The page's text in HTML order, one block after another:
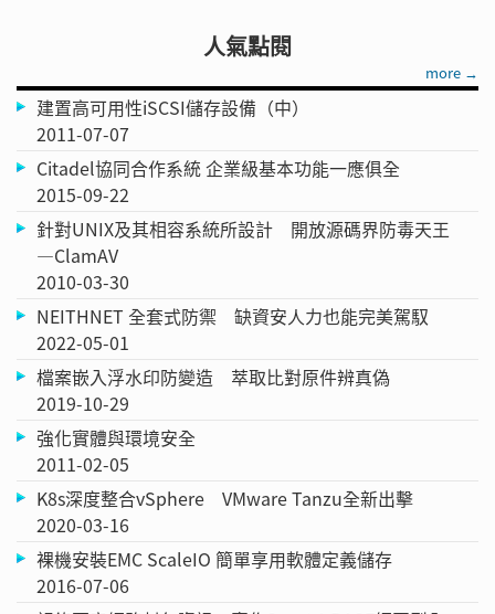
人氣點閱
more →
建置高可用性iSCSI儲存設備（中）
2011-07-07
Citadel協同合作系統 企業級基本功能一應俱全
2015-09-22
針對UNIX及其相容系統所設計 開放源碼界防毒天王
—ClamAV
2010-03-30
NEITHNET 全套式防禦 缺資安人力也能完美駕馭
2022-05-01
檔案嵌入浮水印防變造 萃取比對原件辨真偽
2019-10-29
強化實體與環境安全
2011-02-05
K8s深度整合vSphere VMware Tanzu全新出擊
2020-03-16
裸機安裝EMC ScaleIO 簡單享用軟體定義儲存
2016-07-06